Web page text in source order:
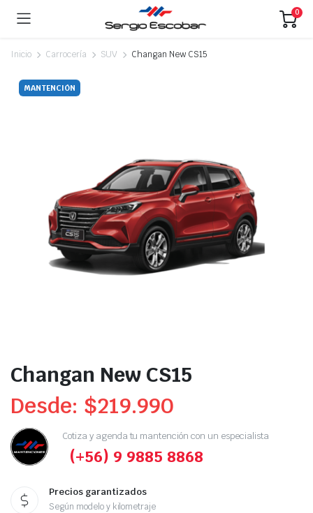
0
Inicio Carrocería SUV Changan New CS15
MANTENCIÓN
Changan New CS15
Desde: $219.990
Cotiza y agenda tu mantención con un especialista
(+56) 9 9885 8868
Precios garantizados
Según modelo y kilometraje